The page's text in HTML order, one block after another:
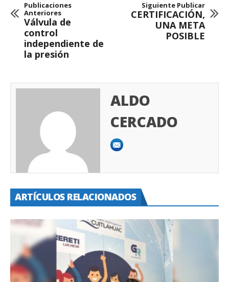
Publicaciones
Anteriores
Válvula de
control
independiente de
la presión
Siguiente Publicar
CERTIFICACIÓN,
UNA META
POSIBLE
ALDO
CERCADO
ARTÍCULOS RELACIONADOS